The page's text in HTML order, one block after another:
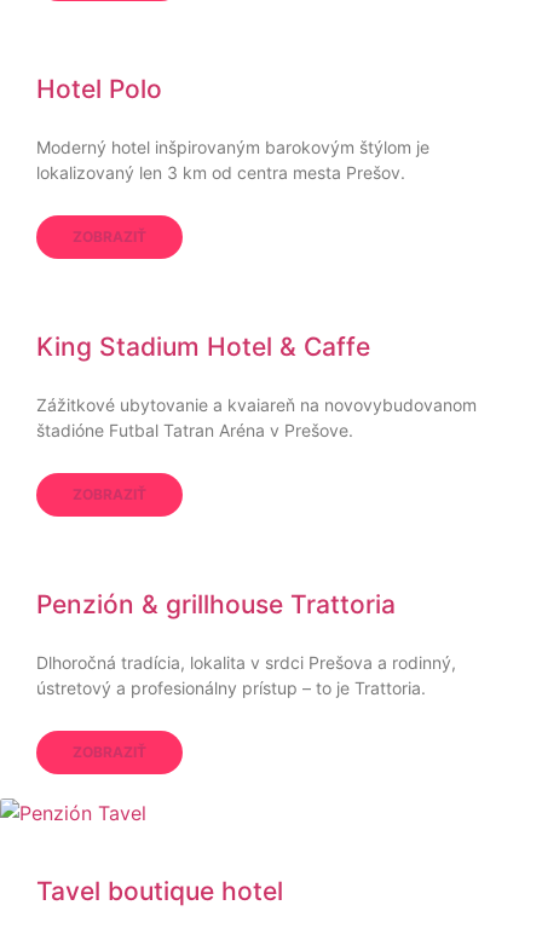
Hotel Polo
Moderný hotel inšpirovaným barokovým štýlom je
lokalizovaný len 3 km od centra mesta Prešov.
ZOBRAZIŤ
King Stadium Hotel & Caffe
Zážitkové ubytovanie a kvaiareň na novovybudovanom
štadióne Futbal Tatran Aréna v Prešove.
ZOBRAZIŤ
Penzión & grillhouse Trattoria
Dlhoročná tradícia, lokalita v srdci Prešova a rodinný,
ústretový a profesionálny prístup – to je Trattoria.
ZOBRAZIŤ
Tavel boutique hotel